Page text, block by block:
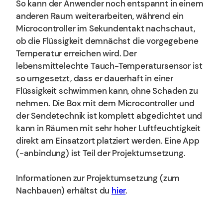
So kann der Anwender noch entspannt in einem
anderen Raum weiterarbeiten, während ein
Microcontroller im Sekundentakt nachschaut,
ob die Flüssigkeit demnächst die vorgegebene
Temperatur erreichen wird. Der
lebensmittelechte Tauch-Temperatursensor ist
so umgesetzt, dass er dauerhaft in einer
Flüssigkeit schwimmen kann, ohne Schaden zu
nehmen. Die Box mit dem Microcontroller und
der Sendetechnik ist komplett abgedichtet und
kann in Räumen mit sehr hoher Luftfeuchtigkeit
direkt am Einsatzort platziert werden. Eine App
(-anbindung) ist Teil der Projektumsetzung.
Informationen zur Projektumsetzung (zum
Nachbauen) erhältst du hier.